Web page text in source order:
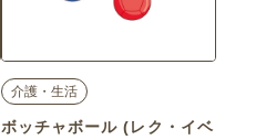
介護・生活
ボッチャボール (レク・イベ